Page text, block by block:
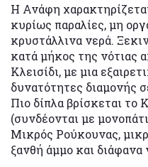
Η Ανάφη
κυρίως παραλίες, μη
κρυστάλλινα νερά.
κατά μήκος της νότιας
Κλεισίδι, με μια
δυνατότητες διαμονής
Πιο δίπλα βρίσκεται το
(συνδέονται με
Μικρός Ρούκουνας,
ξανθή άμμο και διάφανα